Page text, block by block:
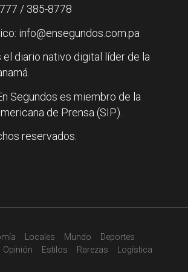
/ 385-8778
info@ensegundos.com.pa
el diario nativo digital líder de la
Segundos es miembro de la
de Prensa (SIP).
reservados.
Locales Mundo
Deportes
Opinión Estilos Rarezas Logística